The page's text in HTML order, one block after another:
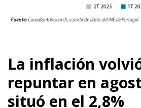
La inflación
repuntar en
situó en el 2,8%